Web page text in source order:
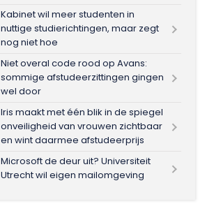
Kabinet wil meer studenten in
nuttige studierichtingen, maar zegt
nog niet hoe
Niet overal code rood op Avans:
sommige afstudeerzittingen gingen
wel door
Iris maakt met één blik in de spiegel
onveiligheid van vrouwen zichtbaar
en wint daarmee afstudeerprijs
Microsoft de deur uit? Universiteit
Utrecht wil eigen mailomgeving